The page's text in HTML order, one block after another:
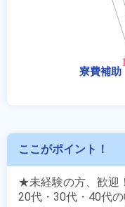
ここがポイント！
★未経験の方、歓迎
20代・30代・40代